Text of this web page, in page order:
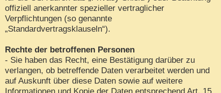
offiziell anerkannter spezieller vertraglicher
Verpflichtungen (so genannte
„Standardvertragsklauseln“).
Rechte der betroffenen Personen
- Sie haben das Recht, eine Bestätigung darüber zu
verlangen, ob betreffende Daten verarbeitet werden und
auf Auskunft über diese Daten sowie auf weitere